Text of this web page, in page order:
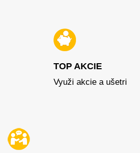
TOP AKCIE
Využi akcie a ušetri